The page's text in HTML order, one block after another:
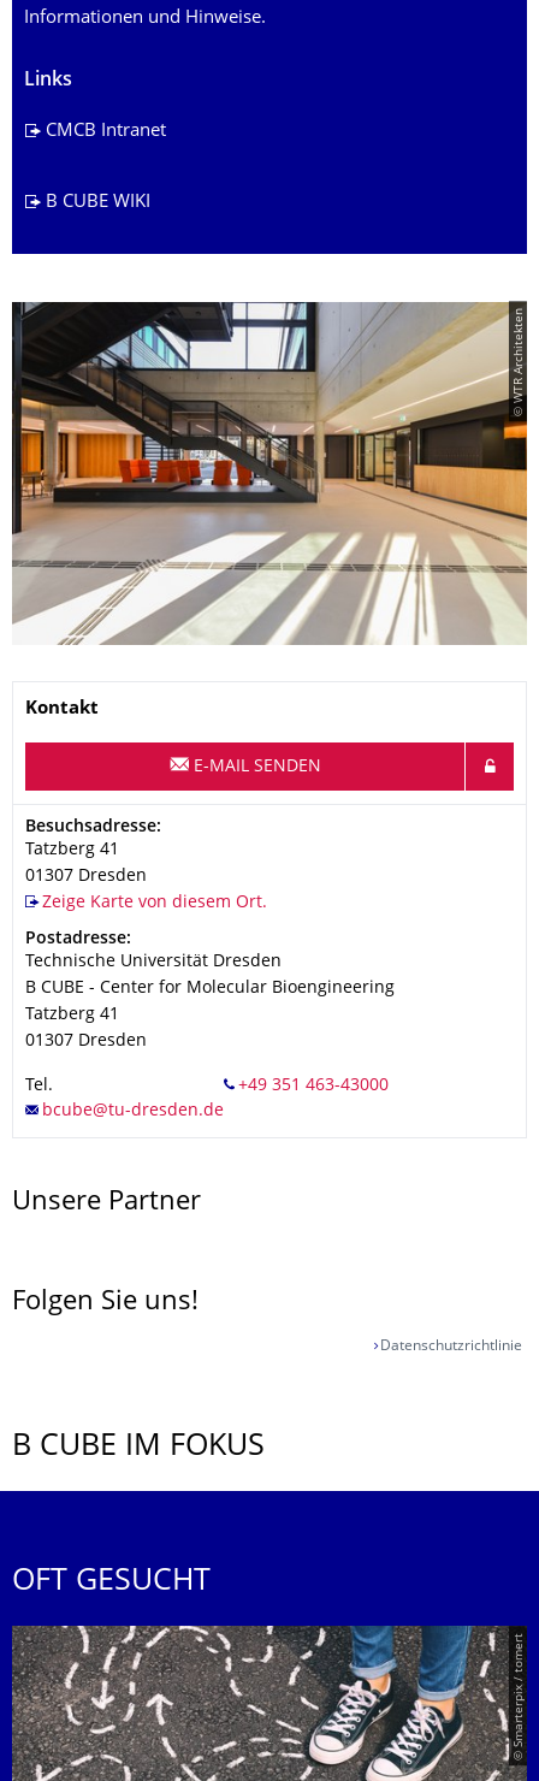
Informationen und Hinweise.
Links
CMCB Intranet
B CUBE WIKI
© WTR Architekten
Name
Kontakt
E-MAIL SENDEN
Adresse
Besuchsadresse:
Tatzberg 41
01307 Dresden
Zeige Karte von diesem Ort.
Adresse
Postadresse:
Technische Universität Dresden
B CUBE - Center for Molecular Bioengineering
Tatzberg 41
01307 Dresden
Tel.
Unsere Partner
Folgen Sie uns!
Datenschutzrichtlinie
B CUBE IM FOKUS
OFT GESUCHT
© Smarterpix / tomert